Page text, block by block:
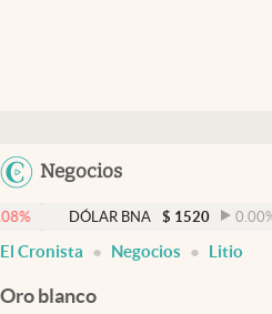
Negocios
Members
Economía y Política
Finanzas y Mercados
Mercados Online
DÓLAR BNA $ 1520 0.00 %
El Cronista Negocios Litio
Oro blanco